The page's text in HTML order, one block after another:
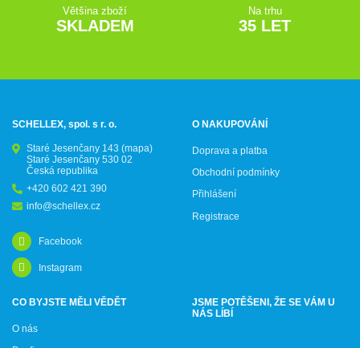
Většina zboží
SKLADEM
Na trhu
35 LET
SCHELLEX, spol. s r. o.
Staré Jesenčany 143 (mapa)
Staré Jesenčany 530 02
Česká republika
+420 602 421 390
info@schellex.cz
Facebook
Instagram
O NAKUPOVÁNÍ
Doprava a platba
Obchodní podmínky
Přihlášení
Registrace
CO BYJSTE MĚLI VĚDĚT
O nás
JSME POTĚŠENI, ŽE SE VÁM U
NÁS LÍBÍ